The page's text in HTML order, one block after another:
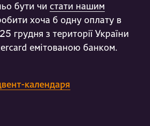
бути чи стати нашим
хоча б одну оплату в
грудня з території України
емітованою банком.
календаря